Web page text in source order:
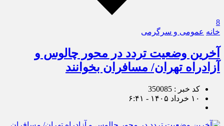
8
خانه عمومی و سرگرمی
آخرین وضعیت تردد در محور چالوس و
آزادراه تهران/ مسافران بخوانند
کد خبر : 350085
۱۰ خرداد ۱۴۰۵ - ۶:۴۱